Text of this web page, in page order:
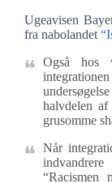
Ugeavisen
fra nabolandet
Også hos
halvdelen
grusomme
Når
“Racismen